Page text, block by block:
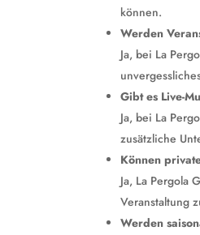
können.
Werden
Ja, bei La
Gibt es Live-
Ja, bei La
zusätzliche
Können
Ja, La Pergola
Veranstaltung
Werden